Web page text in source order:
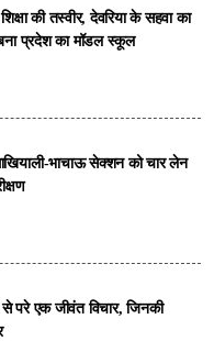
की तस्वीर, देवरिया के सहवा का
बना प्रदेश का मॉडल स्कूल
भाचाऊ सेक्शन को चार लेन
से परे एक जीवंत विचार, जिनकी